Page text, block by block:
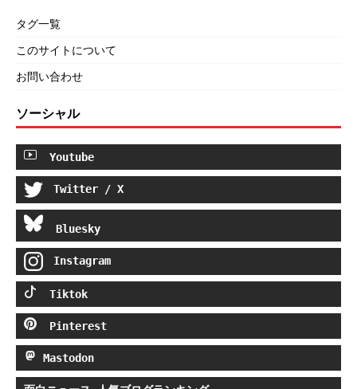
タグ一覧
このサイトについて
お問い合わせ
ソーシャル
Youtube
Twitter / X
Bluesky
Instagram
Tiktok
Pinterest
Mastodon